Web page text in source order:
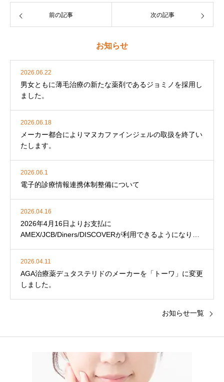
前の記事 次の記事
お知らせ
2026.06.22
男女ともに薄毛治療の新たな薬剤であるジョミノを採用し
ました。
2026.06.18
メーカー都合によりマヌカファインジェルの取扱を終了い
たします。
2026.06.1
電子的診療情報連携体制整備について
2026.04.16
2026年4月16日よりお支払に
AMEX/JCB/Diners/DISCOVERが利用できるようになりま
2026.04.11
AGA治療薬デュタステリドのメーカーを「トーワ」に変更
しました。
お知らせ一覧